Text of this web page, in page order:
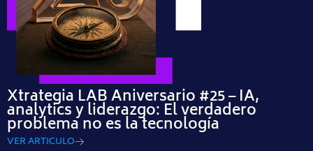
Xtrategia LAB Aniversario #25 – IA,
analytics y liderazgo: El verdadero
problema no es la tecnología
VER ARTICULO